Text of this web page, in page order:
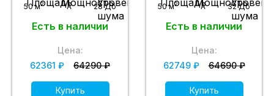
50 м2 A 28 Дб
Есть в наличии
Цена:
62361 ₽
64290 ₽
Купить
50 м2 A 32 Дб
Есть в наличии
Цена:
62749 ₽
64690 ₽
Купить